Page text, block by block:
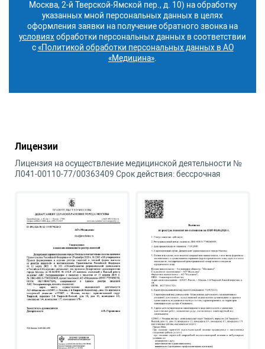
Москва, 2-й Тверской-Ямской пер., д. 10) на обработку
указанных мной персональных данных в целях
оформления заявки на получение обратного звонка на
условияхобработки персональных данных в соответствии
с«Политикой обработки персональных данных в АО
«Медицина».
Лицензии
Лицензия на осуществление медицинской деятельности №
Л041-00110-77/00363409 Срок действия: бессрочная